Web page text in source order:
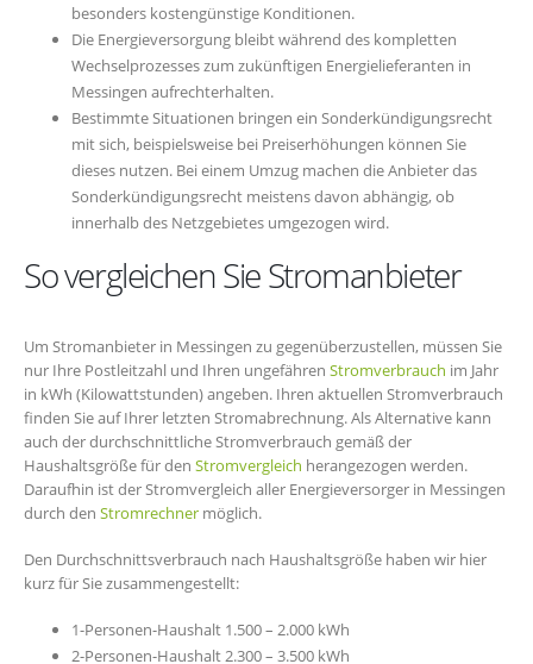
besonders kostengünstige Konditionen.
Die Energieversorgung bleibt während des kompletten
Wechselprozesses zum zukünftigen Energielieferanten in
Messingen aufrechterhalten.
Bestimmte Situationen bringen ein Sonderkündigungsrecht
mit sich, beispielsweise bei Preiserhöhungen können Sie
dieses nutzen. Bei einem Umzug machen die Anbieter das
Sonderkündigungsrecht meistens davon abhängig, ob
innerhalb des Netzgebietes umgezogen wird.
So vergleichen Sie Stromanbieter
Um Stromanbieter in Messingen zu gegenüberzustellen, müssen Sie
nur Ihre Postleitzahl und Ihren ungefähren Stromverbrauch im Jahr
in kWh (Kilowattstunden) angeben. Ihren aktuellen Stromverbrauch
finden Sie auf Ihrer letzten Stromabrechnung. Als Alternative kann
auch der durchschnittliche Stromverbrauch gemäß der
Haushaltsgröße für den Stromvergleich herangezogen werden.
Daraufhin ist der Stromvergleich aller Energieversorger in Messingen
durch den Stromrechner möglich.
Den Durchschnittsverbrauch nach Haushaltsgröße haben wir hier
kurz für Sie zusammengestellt:
1-Personen-Haushalt 1.500 – 2.000 kWh
2-Personen-Haushalt 2.300 – 3.500 kWh